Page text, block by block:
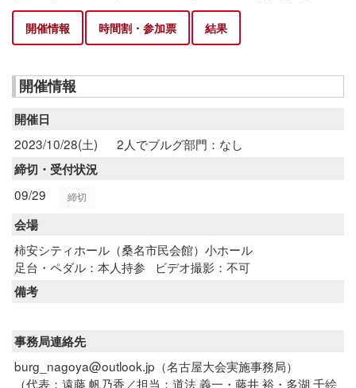
開催情報 時間割・参加票 結果
開催情報
開催日
2023/10/28(土)
2人でブルグ部門：なし
締切・受付状況
09/29
締切
会場
柿安シティホール（桑名市民会館）小ホール
足台・ペダル：本人持参
ビデオ撮影：不可
備考
事務局連絡先
burg_nagoya@outlook.jp（名古屋大会実施事務局）
（代表：遠藤 帆乃香／担当：道法 義一・藤井 裕・多湖 千絵